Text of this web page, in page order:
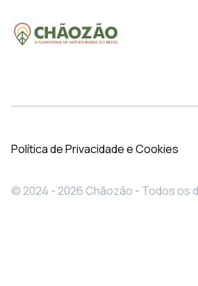
Política de Privacidade e Cookies
© 2024 - 2026 Chãozão - Todos os